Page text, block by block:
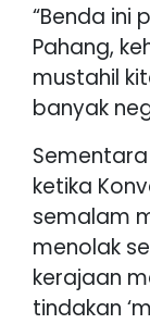
“Benda ini
Pahang,
mustahil
banyak
ketika
semalam
menolak
kerajaan
tindakan